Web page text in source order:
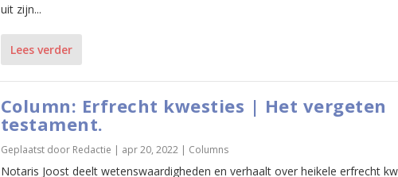
uit zijn...
Lees verder
Column: Erfrecht kwesties | Het vergeten
testament.
Geplaatst door Redactie | apr 20, 2022| Columns
Notaris Joost deelt wetenswaardigheden en verhaalt over heikele erfrecht